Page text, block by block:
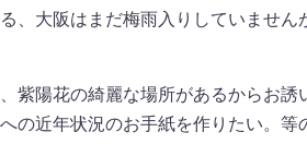
、大阪はまだ梅雨入りしていません
紫陽花の綺麗な場所があるからお誘
の近年状況のお手紙を作りたい。等